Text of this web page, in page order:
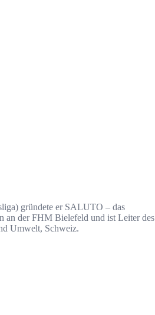
gründete er SALUTO – das
an der FHM Bielefeld und ist Leiter des
Umwelt, Schweiz.